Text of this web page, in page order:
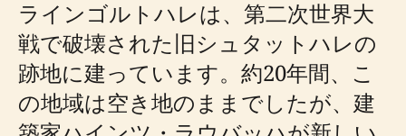
ラインゴルトハレは、第二次世界大
戦で破壊された旧シュタットハレの
跡地に建っています。約20年間、こ
の地域は空き地のままでしたが、建